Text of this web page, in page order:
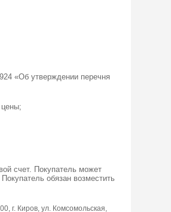
«Об утверждении перечня
счет. Покупатель может
обязан возместить
г. Киров, ул. Комсомольская,